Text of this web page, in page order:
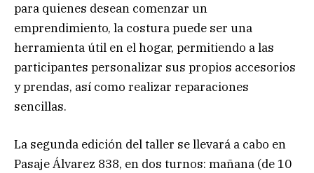
para quienes desean comenzar un
emprendimiento, la costura puede ser una
herramienta útil en el hogar, permitiendo a las
participantes personalizar sus propios accesorios
y prendas, así como realizar reparaciones
sencillas.
La segunda edición del taller se llevará a cabo en
Pasaje Álvarez 838, en dos turnos: mañana (de 10